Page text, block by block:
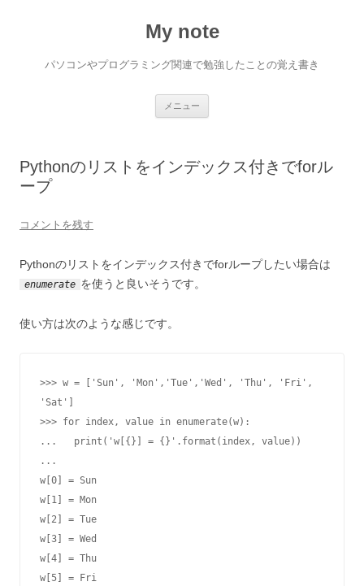
My note
パソコンやプログラミング関連で勉強したことの覚え書き
メニュー
ス
Pythonのリストをインデックス付きでforル
ープ
コメントを残す
Pythonのリストをインデックス付きでforループしたい場合は
enumerate を使うと良いそうです。
使い方は次のような感じです。
>>> w = ['Sun', 'Mon','Tue','Wed', 'Thu', 'Fri',
'Sat']
>>> for index, value in enumerate(w):
...   print('w[{}] = {}'.format(index, value))
...
w[0] = Sun
w[1] = Mon
w[2] = Tue
w[3] = Wed
w[4] = Thu
w[5] = Fri